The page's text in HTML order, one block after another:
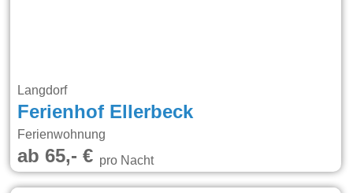
Langdorf
Ferienhof Ellerbeck
Ferienwohnung
ab 65,- €pro Nacht